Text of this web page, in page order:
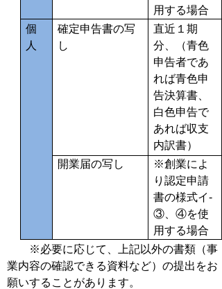
用する場合
個
人
確定申告書の写
し
直近１期
分、（青色
申告者であ
れば青色申
告決算書、
白色申告で
あれば収支
内訳書）
開業届の写し
※創業によ
り認定申請
書の様式イ-
③、④を使
用する場合
※必要に応じて、上記以外の書類（事
業内容の確認できる資料など）の提出をお
願いすることがあります。